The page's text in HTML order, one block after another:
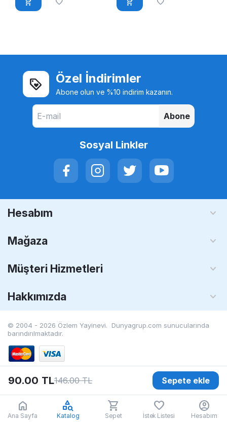
90.00 TL146.00 TL Sepete ekle
Özel İndirimler
Abone olun ve %10 indirim kazanın.
Abone
Sosyal Linkler
Hesabım
Mağaza
Müşteri Hizmetleri
Hakkımızda
© 2004 - 2026 Özlem Yayinevi. Dunyagrup.com sunucularında
barındırılmaktadır.
Ana Sayfa Katalog Sepet İstek Listesi Hesabım